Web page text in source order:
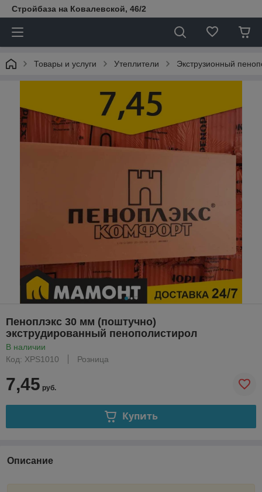
Стройбаза на Ковалевской, 46/2
Товары и услуги Утеплители Экструзионный
Пеноплэкс 30 мм (поштучно)
экструдированный пенополистирол
В наличии
Код: XPS1010
Розница
7,45 руб.
Купить
Описание